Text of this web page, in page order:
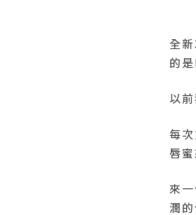
全
的
以
每
唇
來
潤